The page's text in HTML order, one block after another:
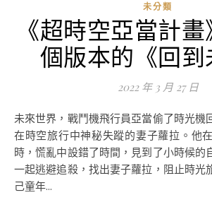
未分類
《超時空亞當計
個版本的《回到
2022 年 3 月 27 日
未來世界，戰鬥機飛行員亞當偷了時光機回到現在，尋找之前
在時空旅行中神秘失蹤的妻子蘿拉。他
時，慌亂中設錯了時間，見到了小時候的
一起逃避追殺，找出妻子蘿拉，阻止時光
己童年...